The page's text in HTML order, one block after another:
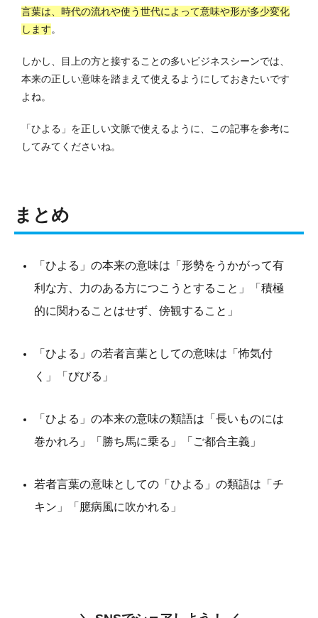
言葉は、時代の流れや使う世代によって意味や形が多少変化
します。
しかし、目上の方と接することの多いビジネスシーンでは、
本来の正しい意味を踏まえて使えるようにしておきたいです
よね。
「ひよる」を正しい文脈で使えるように、この記事を参考に
してみてくださいね。
まとめ
「ひよる」の本来の意味は「形勢をうかがって有
利な方、力のある方につこうとすること」「積極
的に関わることはせず、傍観すること」
「ひよる」の若者言葉としての意味は「怖気付
く」「びびる」
「ひよる」の本来の意味の類語は「長いものには
巻かれろ」「勝ち馬に乗る」「ご都合主義」
若者言葉の意味としての「ひよる」の類語は「チ
キン」「臆病風に吹かれる」